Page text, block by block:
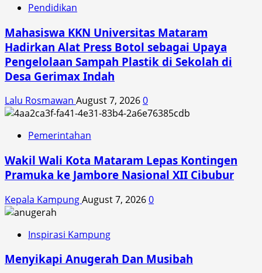
Pendidikan
Mahasiswa KKN Universitas Mataram
Hadirkan Alat Press Botol sebagai Upaya
Pengelolaan Sampah Plastik di Sekolah di
Desa Gerimax Indah
Lalu Rosmawan August 7, 20260
Pemerintahan
Wakil Wali Kota Mataram Lepas Kontingen
Pramuka ke Jambore Nasional XII Cibubur
Kepala KampungAugust 7, 20260
Inspirasi Kampung
Menyikapi Anugerah Dan Musibah